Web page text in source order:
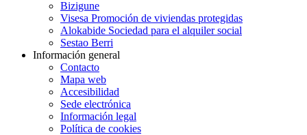
Bizigune
Visesa Promoción de viviendas protegidas
Alokabide Sociedad para el alquiler social
Sestao Berri
Información general
Contacto
Mapa web
Accesibilidad
Sede electrónica
Información legal
Política de cookies